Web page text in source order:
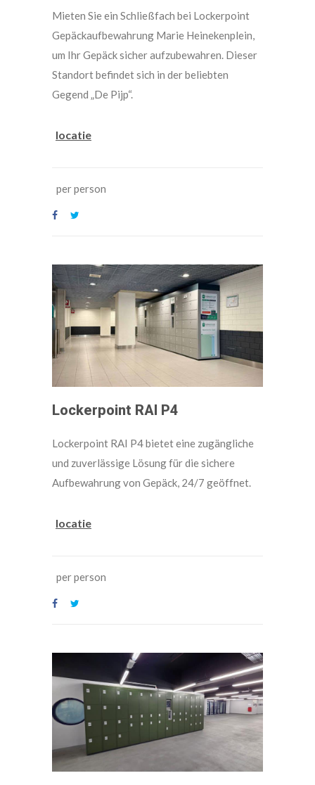
Mieten Sie ein Schließfach bei Lockerpoint
Gepäckaufbewahrung Marie Heinekenplein,
um Ihr Gepäck sicher aufzubewahren. Dieser
Standort befindet sich in der beliebten
Gegend „De Pijp“.
locatie
per person
Lockerpoint RAI P4
Lockerpoint RAI P4 bietet eine zugängliche
und zuverlässige Lösung für die sichere
Aufbewahrung von Gepäck, 24/7 geöffnet.
locatie
per person